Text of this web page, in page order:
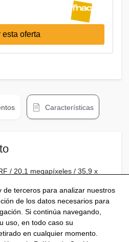
esta oferta
Características
/ 20,1 megapíxeles / 35,9 x
de terceros para analizar nuestros
de los datos necesarios para
Si continúa navegando,
uso, en todo caso su
en cualquier momento.